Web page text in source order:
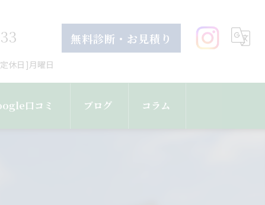
無料診断・お見積り
休日]月曜日
口コミ ブログ コラム